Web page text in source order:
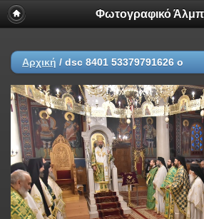
Φωτογραφικό
Αρχική / dsc 8401 53379791626 o